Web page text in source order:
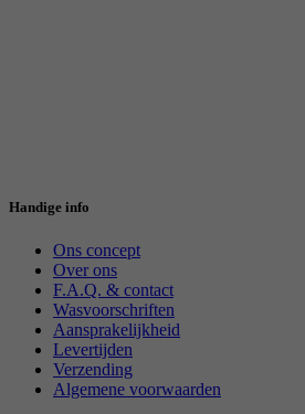
Handige info
Ons concept
Over ons
F.A.Q. & contact
Wasvoorschriften
Aansprakelijkheid
Levertijden
Verzending
Algemene voorwaarden